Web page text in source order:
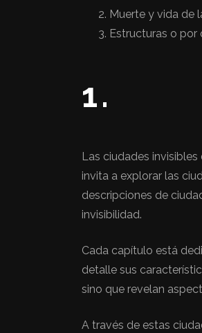
Muerte y vida de
Estructuras o por
1.
Las ciudades
invita a explorar las
descripciones de
invisibilidad.
Cada capítulo está
detalle sus
sino que revelan
A través de estas